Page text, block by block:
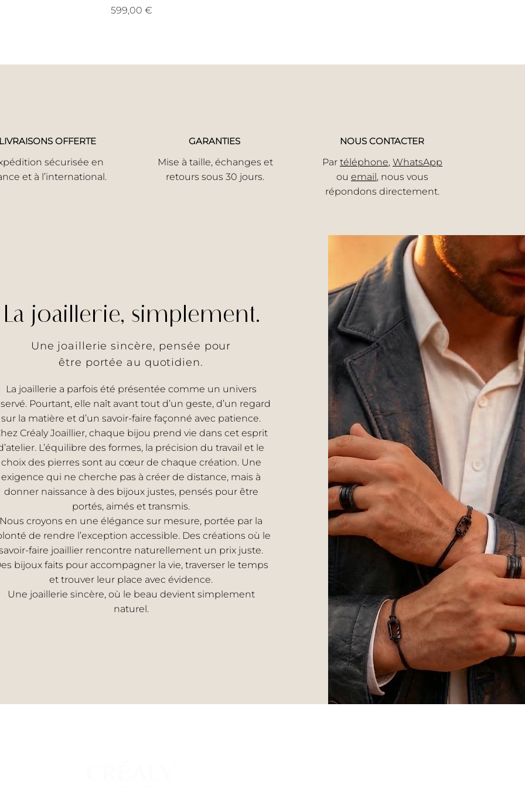
Prix
599,00 €
OFFERTE
sécurisée en
et à l’international.
GARANTIES
Mise à taille, échanges et
retours sous 30 jours.
NOUS CONTACTER
Par téléphone, WhatsApp
ou email, nous vous
répondons directement.
La joaillerie, simplement.
Une joaillerie sincère, pensée pour
être portée au quotidien.
La joaillerie a parfois été présentée comme un univers
Pourtant, elle naît avant tout d’un geste, d’un regard
sur la matière et d’un savoir-faire façonné avec patience.
Créaly Joaillier, chaque bijou prend vie dans cet esprit
L’équilibre des formes, la précision du travail et le
choix des pierres sont au cœur de chaque création. Une
exigence qui ne cherche pas à créer de distance, mais à
donner naissance à des bijoux justes, pensés pour être
portés, aimés et transmis.
Nous croyons en une élégance sur mesure, portée par la
de rendre l’exception accessible. Des créations où le
faire joaillier rencontre naturellement un prix juste.
bijoux faits pour accompagner la vie, traverser le temps
et trouver leur place avec évidence.
Une joaillerie sincère, où le beau devient simplement
naturel.